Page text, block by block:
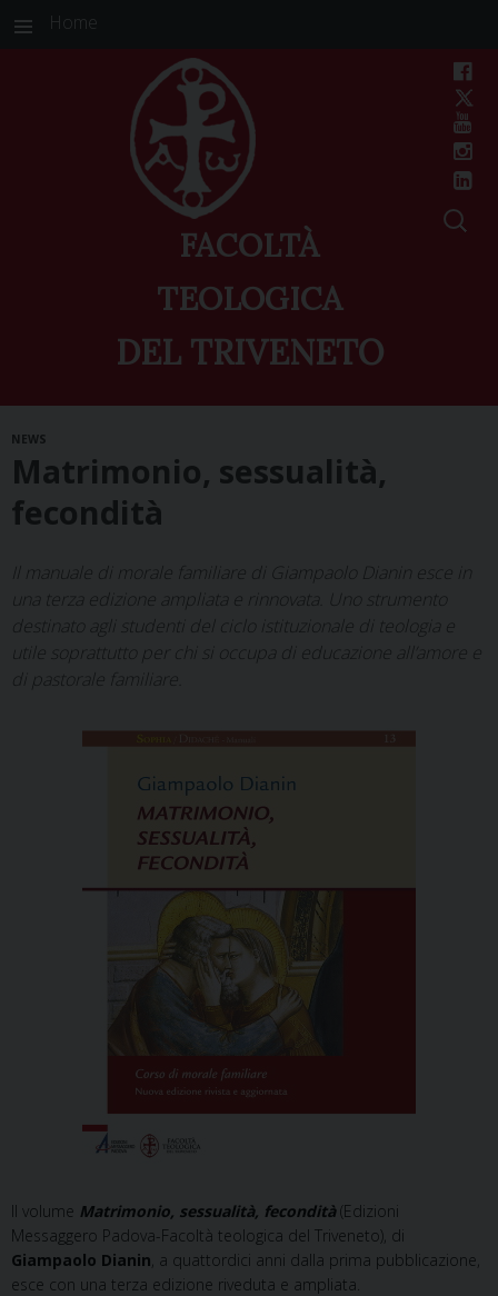
Home
FACOLTÀ
TEOLOGICA
DEL TRIVENETO
to
content
NEWS
Matrimonio, sessualità,
fecondità
Il manuale di morale familiare di Giampaolo Dianin esce in
una terza edizione ampliata e rinnovata. Uno strumento
destinato agli studenti del ciclo istituzionale di teologia e
utile soprattutto per chi si occupa di educazione all’amore e
di pastorale familiare.
Il volume Matrimonio, sessualità, fecondità(Edizioni
Messaggero Padova-Facoltà teologica del Triveneto), di
Giampaolo Dianin, a quattordici anni dalla prima pubblicazione,
esce con una terza edizione riveduta e ampliata.